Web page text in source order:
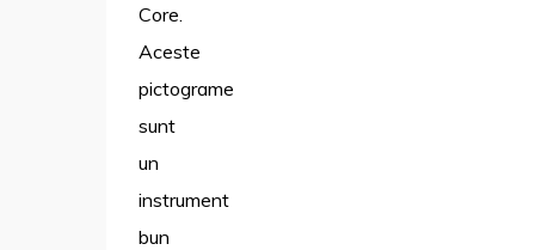
Core.
Aceste
pictograme
sunt
un
instrument
bun